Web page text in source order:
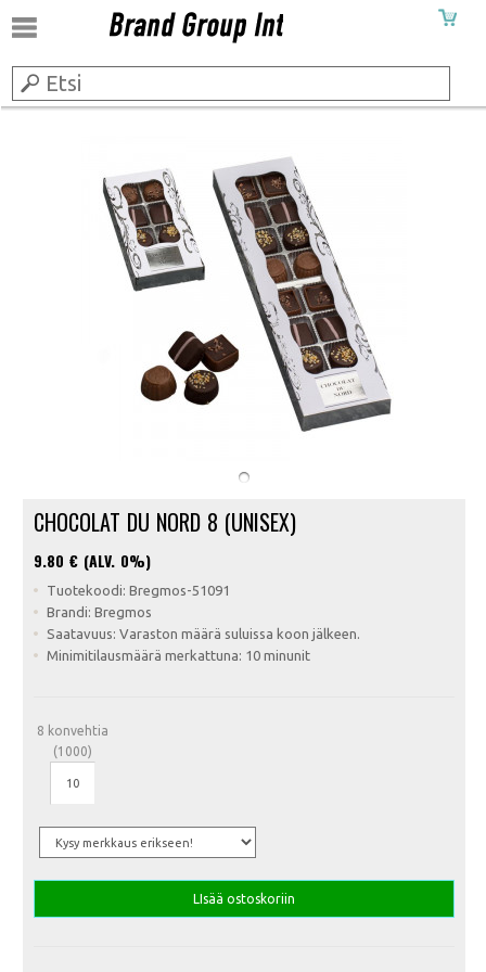
CHOCOLAT DU NORD 8 (UNISEX)
9.80 € (ALV. 0%)
Tuotekoodi: Bregmos-51091
Brandi: Bregmos
Saatavuus: Varaston määrä suluissa koon jälkeen.
Minimitilausmäärä merkattuna: 10 minunit
8 konvehtia
(1000)
LIsää ostoskoriin